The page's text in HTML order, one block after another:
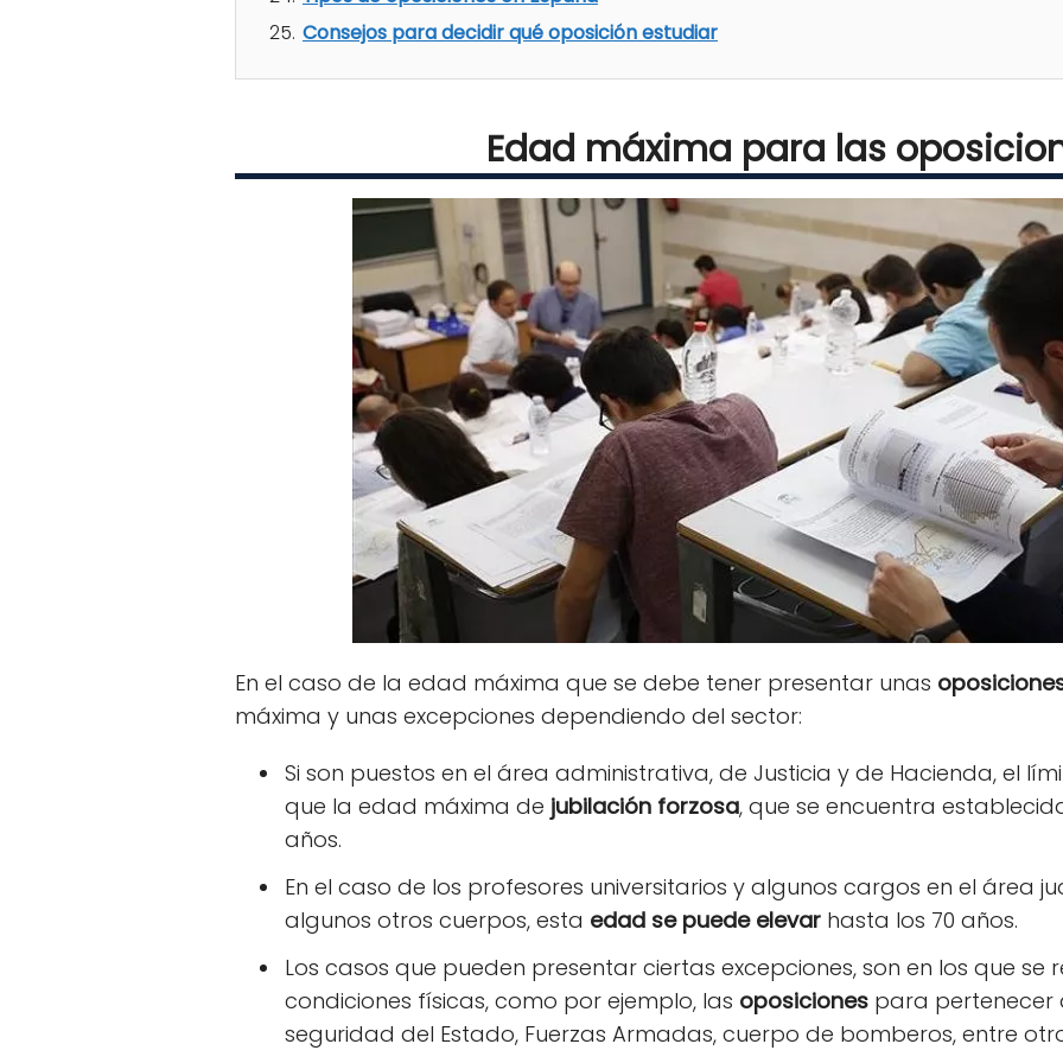
Consejos para decidir qué oposición estudiar
Edad máxima para las
En el caso de la edad máxima que se debe tener presentar unas
máxima y unas excepciones dependiendo del sector:
Si son puestos en el área administrativa, de Justicia y de Hacienda, el
que la edad máxima de jubilación forzosa, que se encuentra
años.
En el caso de los profesores universitarios y algunos cargos en el área
algunos otros cuerpos, esta edad se puede elevar hasta los 70 años.
Los casos que pueden presentar ciertas excepciones, son en los que se
condiciones físicas, como por ejemplo, las oposiciones para pertenecer
seguridad del Estado, Fuerzas Armadas, cuerpo de bomberos, entre